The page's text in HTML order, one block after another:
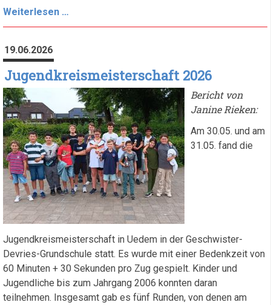
Weiterlesen …
zum
2026
in
Kleve
19.06.2026
Jugendkreismeisterschaft 2026
Bericht von
Janine Rieken:
Am 30.05. und am
31.05. fand die
Jugendkreismeisterschaft in Uedem in der Geschwister-
Devries-Grundschule statt. Es wurde mit einer Bedenkzeit von
60 Minuten + 30 Sekunden pro Zug gespielt. Kinder und
Jugendliche bis zum Jahrgang 2006 konnten daran
teilnehmen. Insgesamt gab es fünf Runden, von denen am